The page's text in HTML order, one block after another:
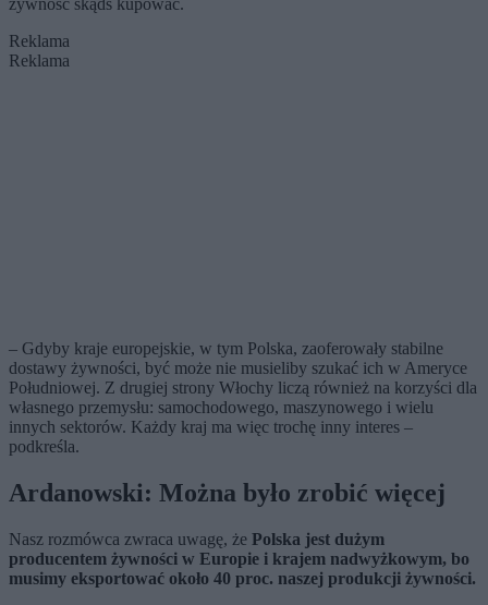
żywność skądś kupować.
Reklama
Reklama
– Gdyby kraje europejskie, w tym Polska, zaoferowały stabilne
dostawy żywności, być może nie musieliby szukać ich w Ameryce
Południowej. Z drugiej strony Włochy liczą również na korzyści dla
własnego przemysłu: samochodowego, maszynowego i wielu
innych sektorów. Każdy kraj ma więc trochę inny interes –
podkreśla.
Ardanowski: Można było zrobić więcej
Nasz rozmówca zwraca uwagę, że Polska jest dużym
producentem żywności w Europie i krajem nadwyżkowym, bo
musimy eksportować około 40 proc. naszej produkcji żywności.